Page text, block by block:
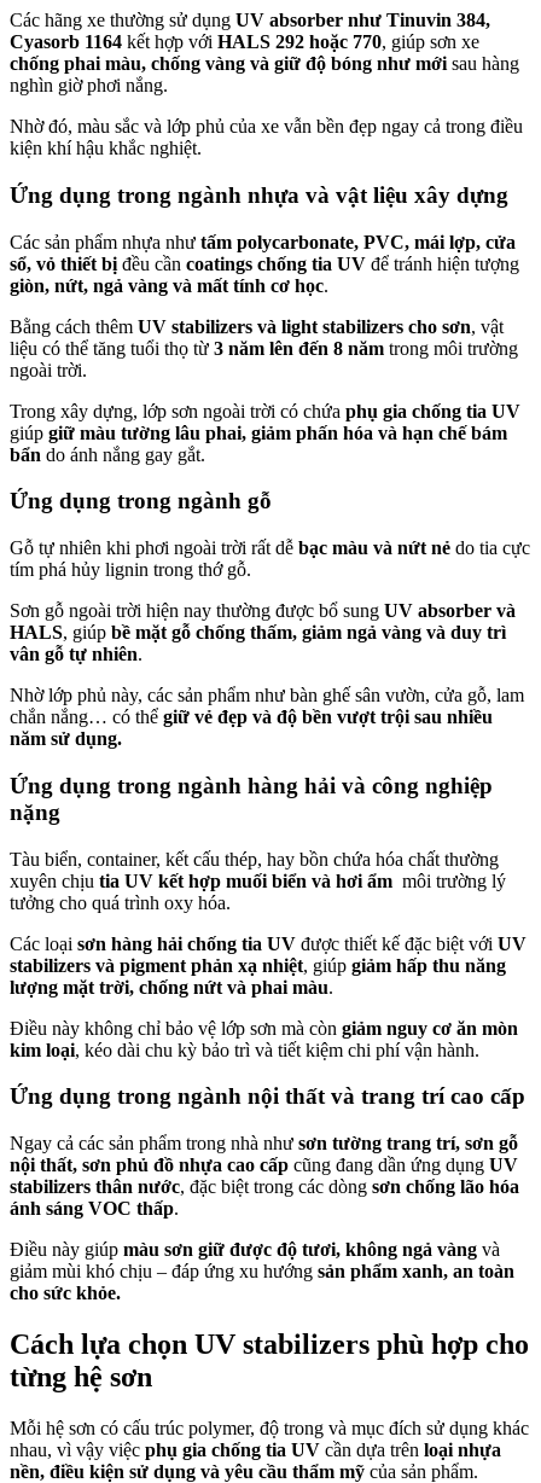
Các hãng xe thường sử dụng UV absorber như Tinuvin 384,
Cyasorb 1164 kết hợp với HALS 292 hoặc 770, giúp sơn xe
chống phai màu, chống vàng và giữ độ bóng như mới sau hàng
nghìn giờ phơi nắng.
Nhờ đó, màu sắc và lớp phủ của xe vẫn bền đẹp ngay cả trong điều
kiện khí hậu khắc nghiệt.
Ứng dụng trong ngành nhựa và vật liệu xây dựng
Các sản phẩm nhựa như tấm polycarbonate, PVC, mái lợp, cửa
sổ, vỏ thiết bị đều cần coatings chống tia UV để tránh hiện tượng
giòn, nứt, ngả vàng và mất tính cơ học.
Bằng cách thêm UV stabilizers và light stabilizers cho sơn, vật
liệu có thể tăng tuổi thọ từ 3 năm lên đến 8 năm trong môi trường
ngoài trời.
Trong xây dựng, lớp sơn ngoài trời có chứa phụ gia chống tia UV
giúp giữ màu tường lâu phai, giảm phấn hóa và hạn chế bám
bẩn do ánh nắng gay gắt.
Ứng dụng trong ngành gỗ
Gỗ tự nhiên khi phơi ngoài trời rất dễ bạc màu và nứt nẻ do tia cực
tím phá hủy lignin trong thớ gỗ.
Sơn gỗ ngoài trời hiện nay thường được bổ sung UV absorber và
HALS, giúp bề mặt gỗ chống thấm, giảm ngả vàng và duy trì
vân gỗ tự nhiên.
Nhờ lớp phủ này, các sản phẩm như bàn ghế sân vườn, cửa gỗ, lam
chắn nắng… có thể giữ vẻ đẹp và độ bền vượt trội sau nhiều
năm sử dụng.
Ứng dụng trong ngành hàng hải và công nghiệp
nặng
Tàu biển, container, kết cấu thép, hay bồn chứa hóa chất thường
xuyên chịu tia UV kết hợp muối biển và hơi ẩm môi trường lý
tưởng cho quá trình oxy hóa.
Các loại sơn hàng hải chống tia UV được thiết kế đặc biệt với UV
stabilizers và pigment phản xạ nhiệt, giúp giảm hấp thu năng
lượng mặt trời, chống nứt và phai màu.
Điều này không chỉ bảo vệ lớp sơn mà còn giảm nguy cơ ăn mòn
kim loại, kéo dài chu kỳ bảo trì và tiết kiệm chi phí vận hành.
Ứng dụng trong ngành nội thất và trang trí cao cấp
Ngay cả các sản phẩm trong nhà như sơn tường trang trí, sơn gỗ
nội thất, sơn phủ đồ nhựa cao cấp cũng đang dần ứng dụng UV
stabilizers thân nước, đặc biệt trong các dòng sơn chống lão hóa
ánh sáng VOC thấp.
Điều này giúp màu sơn giữ được độ tươi, không ngả vàng và
giảm mùi khó chịu – đáp ứng xu hướng sản phẩm xanh, an toàn
cho sức khỏe.
Cách lựa chọn UV stabilizers phù hợp cho
từng hệ sơn
Mỗi hệ sơn có cấu trúc polymer, độ trong và mục đích sử dụng khác
nhau, vì vậy việc phụ gia chống tia UV cần dựa trên loại nhựa
nền, điều kiện sử dụng và yêu cầu thẩm mỹ của sản phẩm.